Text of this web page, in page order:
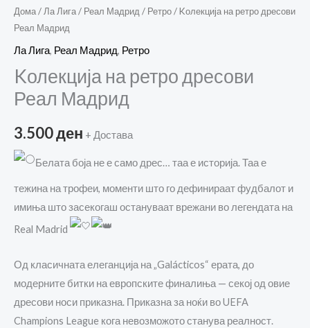
Дома/ Ла Лига/ Реал Мадрид / Ретро/ Kолекција на ретро дресови
Реал Мадрид
Ла Лига, Реал Мадрид, Ретро
Kолекција на ретро дресови
Реал Мадрид
3.500ден + Достава
Белата боја не е само дрес… таа е историја. Таа е
тежина на трофеи, моменти што го дефинираат фудбалот и
имиња што засекогаш остануваат врежани во легендата на
Real Madrid
Од класичната елеганција на „Galácticos“ ерата, до
модерните битки на европските финалиња — секој од овие
дресови носи приказна. Приказна за ноќи во UEFA
Champions League кога невозможото станува реалност.